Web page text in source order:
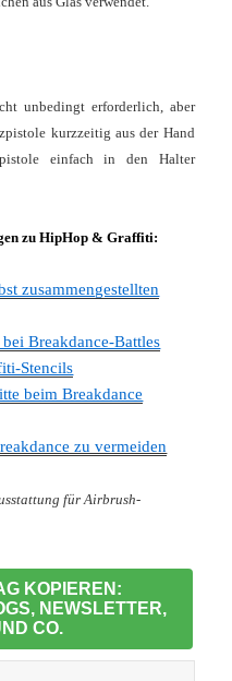
unbedingt erforderlich, aber
kurzzeitig aus der Hand
einfach in den Halter
zu HipHop & Graffiti:
zusammengestellten
Breakdance-Battles
Stencils
beim Breakdance
zu vermeiden
für Airbrush-
KOPIEREN:
NEWSLETTER,
CO.